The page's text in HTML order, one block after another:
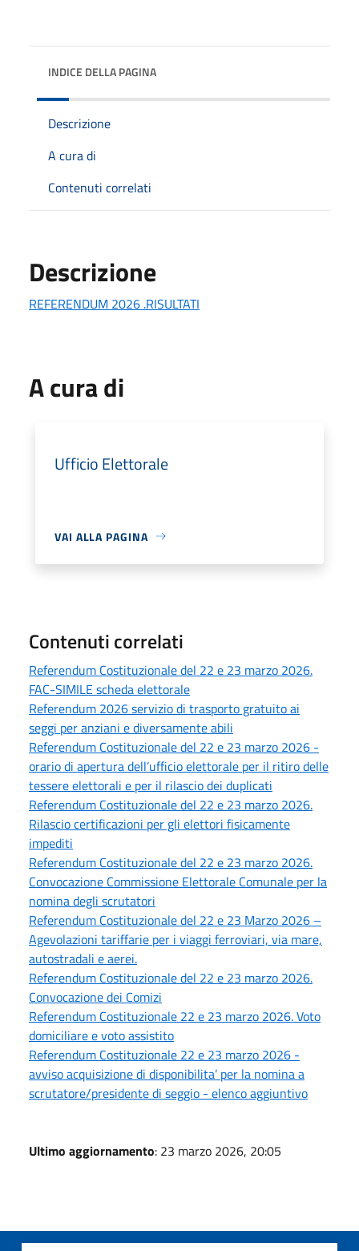
INDICE DELLA PAGINA
Descrizione
A cura di
Contenuti correlati
Descrizione
REFERENDUM 2026 .RISULTATI
A cura di
Ufficio Elettorale
VAI ALLA PAGINA
Contenuti correlati
Referendum Costituzionale del 22 e 23 marzo 2026.
FAC-SIMILE scheda elettorale
Referendum 2026 servizio di trasporto gratuito ai
seggi per anziani e diversamente abili
Referendum Costituzionale del 22 e 23 marzo 2026 -
orario di apertura dell’ufficio elettorale per il ritiro delle
tessere elettorali e per il rilascio dei duplicati
Referendum Costituzionale del 22 e 23 marzo 2026.
Rilascio certificazioni per gli elettori fisicamente
impediti
Referendum Costituzionale del 22 e 23 marzo 2026.
Convocazione Commissione Elettorale Comunale per la
nomina degli scrutatori
Referendum Costituzionale del 22 e 23 Marzo 2026 –
Agevolazioni tariffarie per i viaggi ferroviari, via mare,
autostradali e aerei.
Referendum Costituzionale del 22 e 23 marzo 2026.
Convocazione dei Comizi
Referendum Costituzionale 22 e 23 marzo 2026. Voto
domiciliare e voto assistito
Referendum Costituzionale 22 e 23 marzo 2026 -
avviso acquisizione di disponibilita’ per la nomina a
scrutatore/presidente di seggio - elenco aggiuntivo
Ultimo aggiornamento: 23 marzo 2026, 20:05